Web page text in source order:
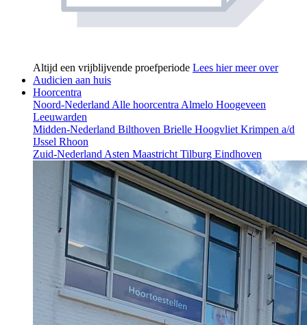
Altijd een vrijblijvende proefperiode Lees hier meer over
Audicien aan huis
Hoorcentra
Noord-Nederland Alle hoorcentra Almelo Hoogeveen
Leeuwarden
Midden-Nederland Bilthoven Brielle Hoogvliet Krimpen a/d
IJssel Rhoon
Zuid-Nederland Asten Maastricht Tilburg Eindhoven